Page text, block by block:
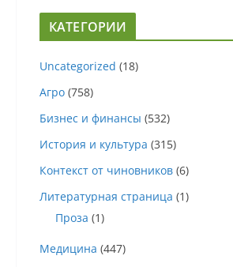
КАТЕГОРИИ
Uncategorized (18)
Агро (758)
Бизнес и финансы (532)
История и культура (315)
Контекст от чиновников (6)
Литературная страница (1)
Проза (1)
Медицина (447)